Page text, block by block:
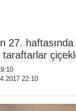
27.
22:10